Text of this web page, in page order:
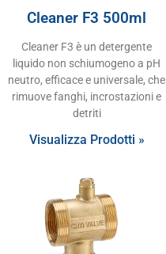
Cleaner F3 500ml
Cleaner F3 è un detergente
liquido non schiumogeno a pH
neutro, efficace e universale, che
rimuove fanghi, incrostazioni e
detriti
Visualizza Prodotti »